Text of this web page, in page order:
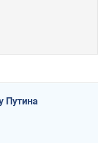
Путина